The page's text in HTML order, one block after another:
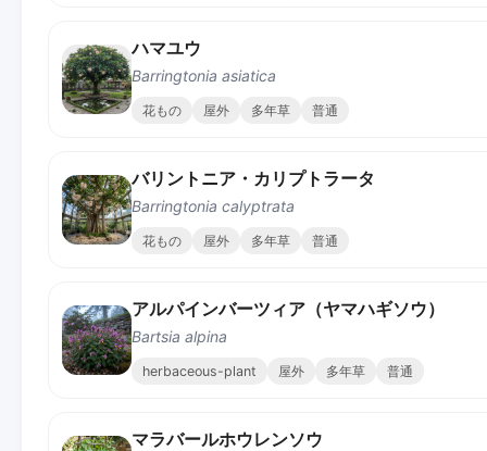
ハマユウ
Barringtonia asiatica
花もの 屋外 多年草 普通
バリントニア・カリプトラータ
Barringtonia calyptrata
花もの 屋外 多年草 普通
アルパインバーツィア（ヤマハギソウ）
Bartsia alpina
herbaceous-plant 屋外 多年草 普通
マラバールホウレンソウ